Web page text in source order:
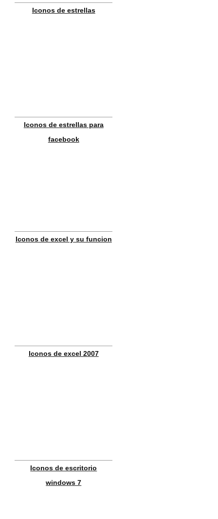
Iconos de estrellas
Iconos de estrellas para
facebook
Iconos de excel y su funcion
Iconos de excel 2007
Iconos de escritorio
windows 7